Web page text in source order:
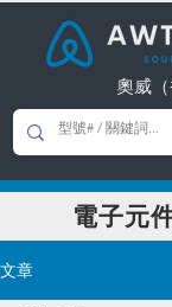
奧威
電子元
文章